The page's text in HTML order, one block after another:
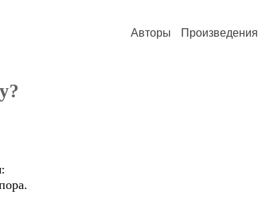
Авторы Произведения